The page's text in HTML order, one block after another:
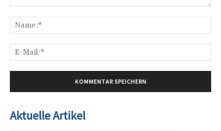
Aktuelle Artikel